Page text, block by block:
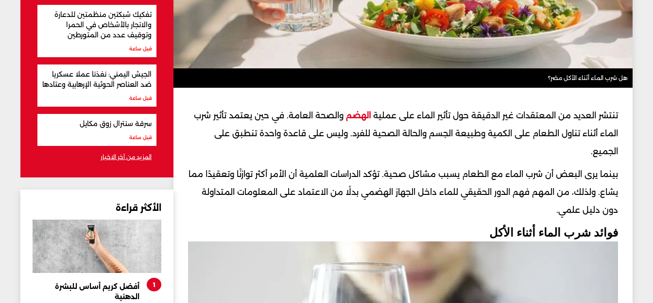
هل شرب الماء أثناء الأكل مضر؟
تنتشر العديد من المعتقدات غير الدقيقة حول تأثير الماء على عملية الهضم والصحة العامة. في حين يعتمد تأثير شرب
الماء أثناء تناول الطعام على الكمية وطبيعة الجسم والحالة الصحية للفرد. وليس على قاعدة واحدة تنطبق على
الجميع.
بينما يرى البعض أن شرب الماء مع الطعام يسبب مشاكل صحية. تؤكد الدراسات العلمية أن الأمر أكثر توازنًا وتعقيدًا مما
يشاع. ولذلك، من المهم فهم الدور الحقيقي للماء داخل الجهاز الهضمي بدلًا من الاعتماد على المعلومات المتداولة
دون دليل علمي.
فوائد شرب الماء أثناء الأكل
تفكيك شبكتين منظمتين للدعارة
والاتجار بالأشخاص في الحمرا
وتوقيف عدد من المتورطين
قبل ساعة
الجيش اليمني: نفذنا عملا عسكريا
ضد العناصر الحوثية الإرهابية وعتادها
قبل ساعة
سرقة سنترال زوق مكايل
قبل ساعة
المزيد من آخر الاخبار
الأكثر قراءة
1
أفضل كريم أساس للبشرة
الدهنية